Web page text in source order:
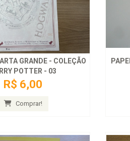
GRANDE - COLEÇÃO
POTTER - 03
R$ 6,00
Comprar!